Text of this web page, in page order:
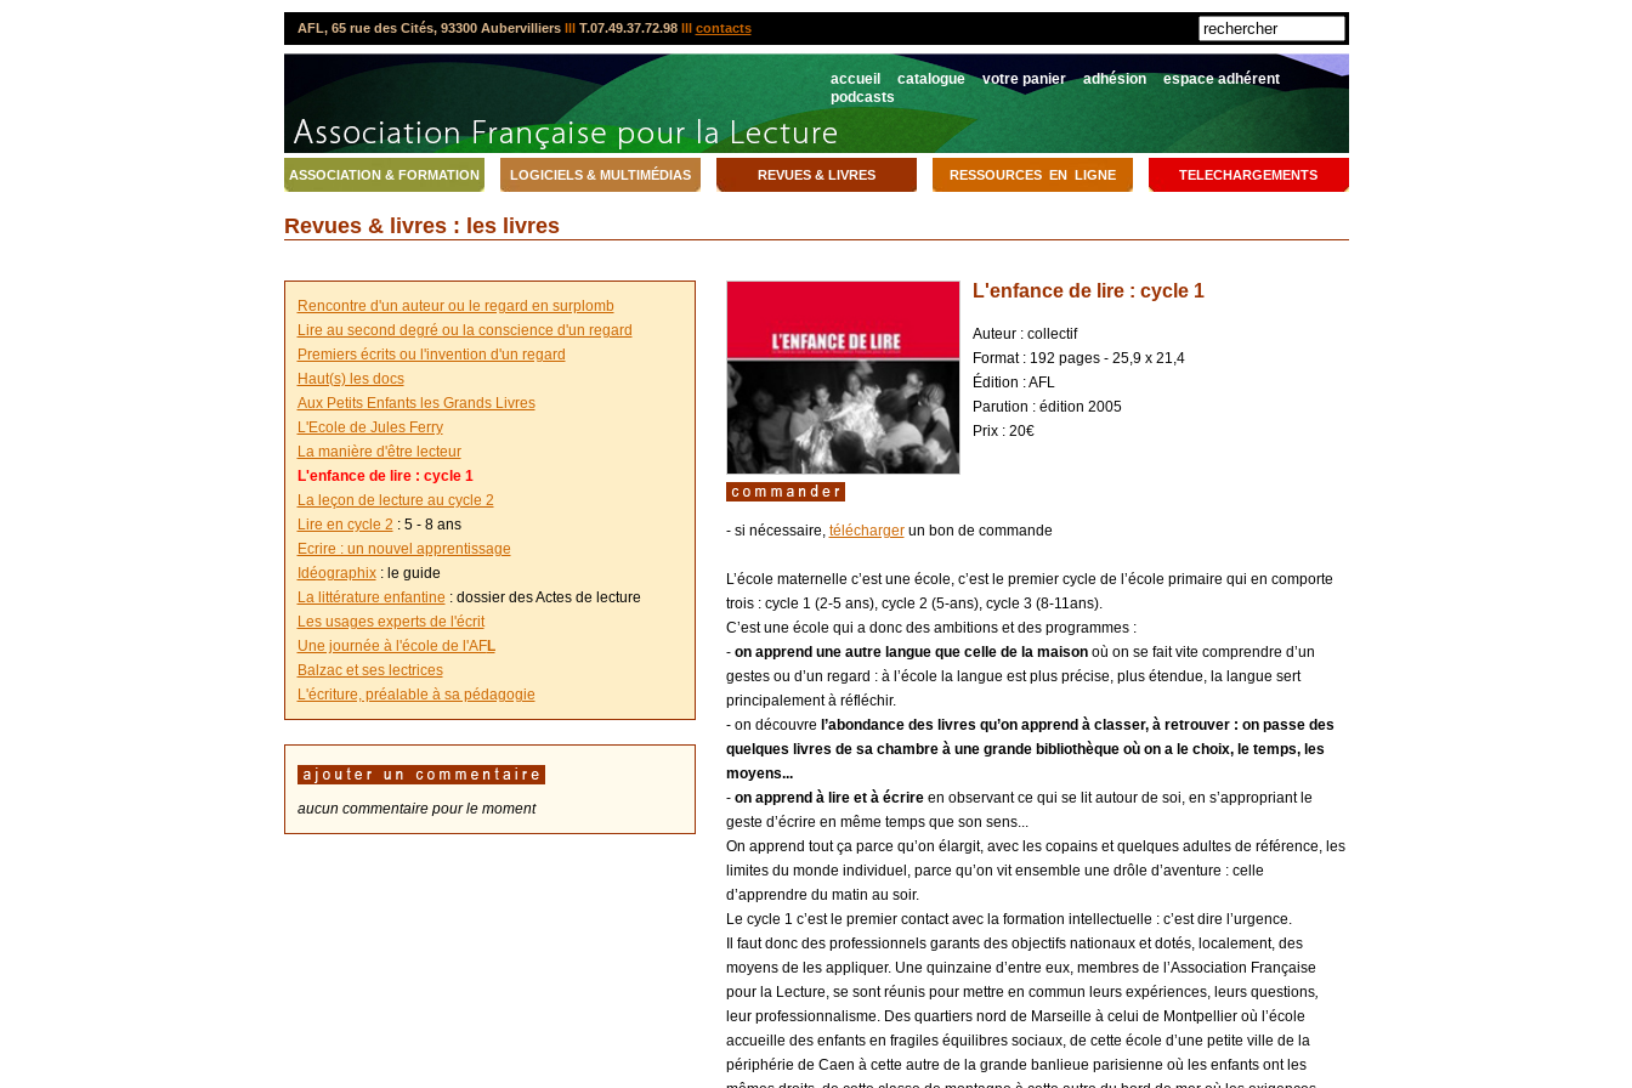
AFL, 65 rue des Cités, 93300 AubervillierslllT.07.49.37.72.98 lll contacts
accueil catalogue votre panier adhésion
espace adhérent
podcasts
ASSOCIATION & FORMATION LOGICIELS & MULTIMÉDIAS REVUES & LIVRES RESSOURCES EN LIGNE TELECHARGEMENTS
Revues & livres : les livres
Rencontre d'un auteur ou le regard en surplomb
Lire au second degré ou la conscience d'un regard
Premiers écrits ou l'invention d'un regard
Haut(s) les docs
Aux Petits Enfants les Grands Livres
L'Ecole de Jules Ferry
La manière d'être lecteur
L'enfance de lire : cycle 1
La leçon de lecture au cycle 2
Lire en cycle 2 : 5 - 8 ans
Ecrire : un nouvel apprentissage
Idéographix: le guide
La littérature enfantine : dossier des Actes de lecture
Les usages experts de l'écrit
Une journée à l'école de l'AFL
Balzac et ses lectrices
L'écriture, préalable à sa pédagogie
aucun commentaire pour le moment
L'enfance de lire : cycle 1
Auteur : collectif
Format : 192 pages - 25,9 x 21,4
Édition : AFL
Parution : édition 2005
Prix : 20€
- si nécessaire, téléchargerun bon de commande
L’école maternelle c’est une école, c’est le premier cycle de l’école primaire qui en comporte
trois : cycle 1 (2-5 ans), cycle 2 (5-ans), cycle 3 (8-11ans).
C’est une école qui a donc des ambitions et des programmes :
- on apprend une autre langue que celle de la maisonoù on se fait vite comprendre d’un
gestes ou d’un regard : à l’école la langue est plus précise, plus étendue, la langue sert
principalement à réfléchir.
- on découvre l’abondance des livres qu’on apprend à classer, à retrouver : on passe des
quelques livres de sa chambre à une grande bibliothèque où on a le choix, le temps, les
moyens...
-on apprend à lire et à écrire en observant ce qui se lit autour de soi, en s’appropriant le
geste d’écrire en même temps que son sens...
On apprend tout ça parce qu’on élargit, avec les copains et quelques adultes de référence, les
limites du monde individuel, parce qu’on vit ensemble une drôle d’aventure : celle
d’apprendre du matin au soir.
Le cycle 1 c’est le premier contact avec la formation intellectuelle : c’est dire l’urgence.
Il faut donc des professionnels garants des objectifs nationaux et dotés, localement, des
moyens de les appliquer. Une quinzaine d’entre eux, membres de l’Association Française
pour la Lecture, se sont réunis pour mettre en commun leurs expériences, leurs questions,
leur professionnalisme. Des quartiers nord de Marseille à celui de Montpellier où l’école
accueille des enfants en fragiles équilibres sociaux, de cette école d’une petite ville de la
périphérie de Caen à cette autre de la grande banlieue parisienne où les enfants ont les